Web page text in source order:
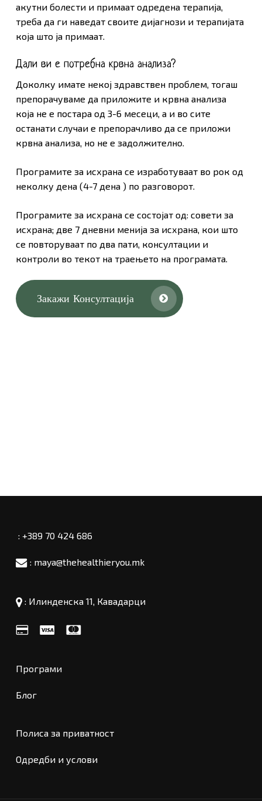
Нема продукти во Кошничката.
Оди Во Продавница
акутни болести и примаат одредена терапија,
треба да ги наведат своите дијагнози и терапијата
која што ја примаат.
Дали ви е потребна крвна анализа?
Доколку имате некој здравствен проблем, тогаш
препорачуваме да приложите и крвна анализа
која не е постара од 3-6 месеци, а и во сите
останати случаи е препорачливо да се приложи
крвна анализа, но не е задолжително.
Програмите за исхрана се изработуваат во рок од
неколку дена (4-7 дена ) по разговорот.
Програмите за исхрана се состојат од: совети за
исхрана; две 7 дневни менија за исхрана, кои што
се повторуваат по два пати, консултации и
контроли во текот на траењето на програмата.
Закажи Консултација
: +389 70 424 686
: maya@thehealthieryou.mk
: Илинденска 11, Кавадарци
Програми
Блог
Полиса за приватност
Одредби и услови